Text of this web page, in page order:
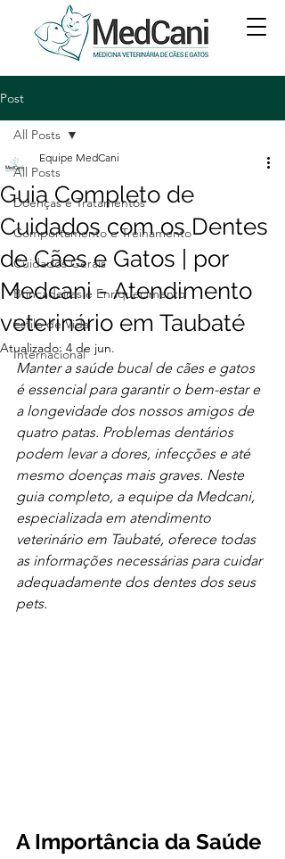
Post
All Posts
Doenças e Tratamentos
Comportamento e Treinamento
Cuidados Gerais
Brincadeiras e Enriquecimento
Estilo de Vida
Internacional
All Posts
Guia Completo de
Cuidados com os Dentes
de Cães e Gatos | por
Medcani - Atendimento
veterinário em Taubaté
Equipe MedCani
Atualizado: 4 de jun.
Manter a saúde bucal de cães e gatos
é essencial para garantir o bem-estar e
a longevidade dos nossos amigos de
quatro patas. Problemas dentários
podem levar a dores, infecções e até
mesmo doenças mais graves. Neste
guia completo, a equipe da Medcani,
especializada em atendimento
veterinário em Taubaté, oferece todas
as informações necessárias para cuidar
adequadamente dos dentes dos seus
pets.
A Importância da Saúde